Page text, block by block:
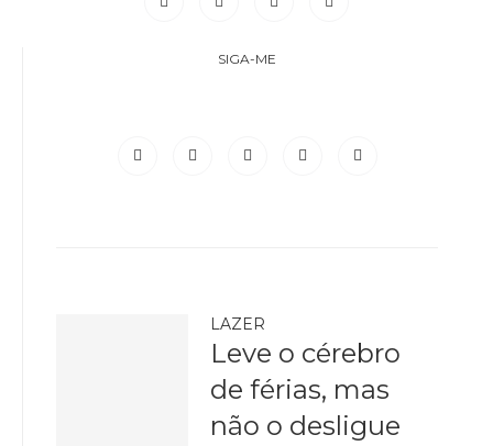
SIGA-ME
LAZER
Leve o cérebro
de férias, mas
não o desligue